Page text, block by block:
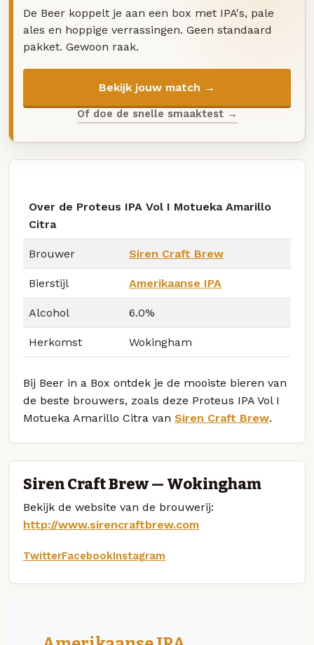
De Beer koppelt je aan een box met IPA's, pale
ales en hoppige verrassingen. Geen standaard
pakket. Gewoon raak.
Bekijk jouw match →
Of doe de snelle smaaktest →
Over de Proteus IPA Vol I Motueka Amarillo
Citra
Brouwer Siren Craft Brew
Bierstijl Amerikaanse IPA
Alcohol 6.0%
Herkomst Wokingham
Bij Beer in a Box ontdek je de mooiste bieren van
de beste brouwers, zoals deze Proteus IPA Vol I
Motueka Amarillo Citra van Siren Craft Brew.
Siren Craft Brew — Wokingham
Bekijk de website van de brouwerij:
http://www.sirencraftbrew.com
TwitterFacebookInstagram